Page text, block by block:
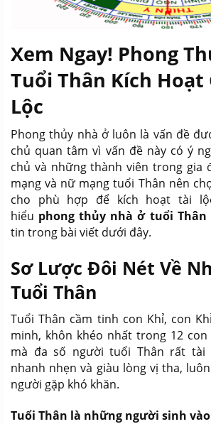
Xem Ngay! Phong
Tuổi Thân Kích Hoạt
Lộc
Phong thủy nhà ở luôn là vấn đề
chủ quan tâm vì vấn đề này có ý
chủ và những thành viên trong gia
mạng và nữ mạng tuổi Thân nên
cho phù hợp để kích hoạt tài
hiểu phong thủy nhà ở tuổi Thân
tin trong bài viết dưới đây.
Sơ Lược Đôi Nét Về
Tuổi Thân
Tuổi Thân cầm tinh con Khỉ, con
minh, khôn khéo nhất trong 12
mà đa số người tuổi Thân rất tài
nhanh nhẹn và giàu lòng vị tha,
người gặp khó khăn.
Tuổi Thân là những người sinh